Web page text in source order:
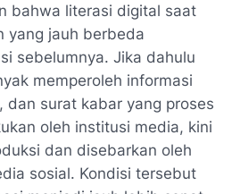
bahwa literasi digital saat
yang jauh berbeda
sebelumnya. Jika dahulu
memperoleh informasi
dan surat kabar yang proses
oleh institusi media, kini
dan disebarkan oleh
sosial. Kondisi tersebut